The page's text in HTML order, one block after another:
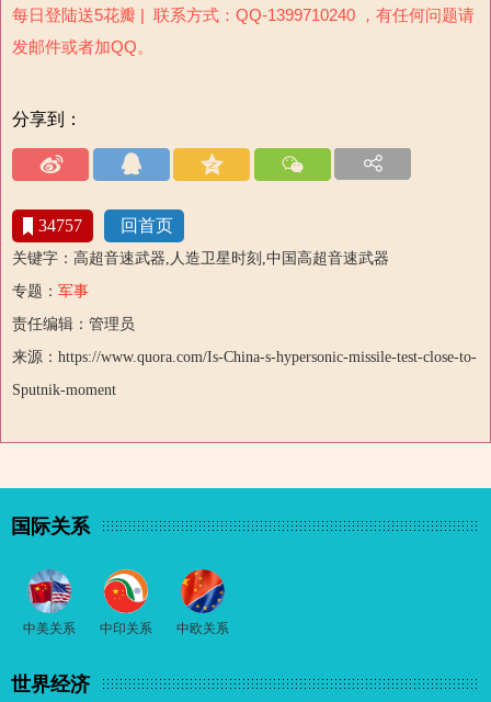
每日登陆送5花瓣 | 联系方式：QQ-1399710240 ，有任何问题请
发邮件或者加QQ。
分享到：
34757 回首页
关键字：高超音速武器,人造卫星时刻,中国高超音速武器
专题： 军事
责任编辑：管理员
来源：https://www.quora.com/Is-China-s-hypersonic-missile-test-close-to-
Sputnik-moment
国际关系
中美关系 中印关系 中欧关系
世界经济